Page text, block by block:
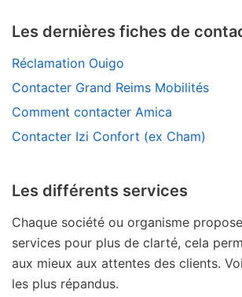
Les dernières fiches de
Réclamation Ouigo
Contacter Grand Reims Mobilités
Comment contacter Amica
Contacter Izi Confort (ex Cham)
Les différents services
Chaque société ou organisme
services pour plus de clarté, cela
aux mieux aux attentes des clients.
les plus répandus.